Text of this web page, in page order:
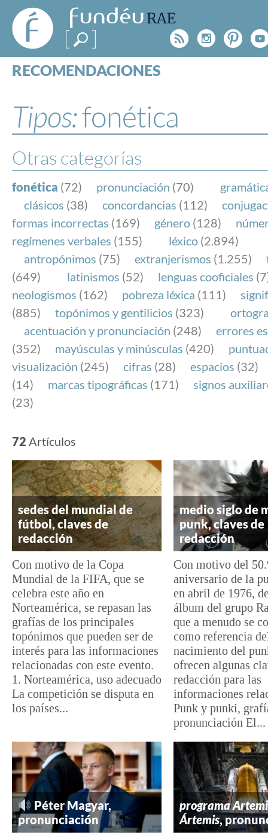
FundéuRAE
- Fundación
del Español
Urgente
Rss
RECOMENDACIONES
ESPECIALES
BLOG
NOTICIAS
SOBRE LA FUNDÉURAE
FundéuRAE es una fundación patrocinada por la
y la Real Academia Española, cuyo objetivo es
el buen uso del español en los medios de
Internet.
Tipos:fonética
Otras categorías
fonética (72) pronunciación (70)
clásicos (38) concordancias (112)
formas incorrectas (169) género (128)
regímenes verbales (155) léxico (2.894)
antropónimos (75) extranjerismos (1.255)
(649)
latinismos (52) lenguas cooficiales
neologismos (162) pobreza léxica (111)
(885)
topónimos y gentilicios (323)
acentuación y pronunciación (248)
errores
(352)
mayúsculas y minúsculas (420)
visualización (245) cifras (28) espacios (32)
(14)
marcas tipográficas (171)
signos
(23)
72 Artículos
sedes del mundial de
fútbol, claves de
redacción
Con motivo de la Copa
Mundial de la FIFA, que se
celebra este año en
Norteamérica, se repasan las
grafías de los principales
topónimos que pueden ser de
interés para las informaciones
relacionadas con este evento.
1. Norteamérica, uso adecuado
La competición se disputa en
los países...
medio siglo de
punk, claves de
redacción
Con motivo del
aniversario de la
en abril de 1976,
álbum del grupo
que a menudo se
como referencia
nacimiento del
ofrecen algunas
redacción para las
informaciones
Punk y punki,
pronunciación El...
Péter Magyar,
pronunciación
programa
Ártemis,